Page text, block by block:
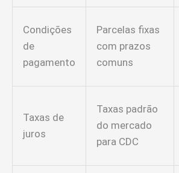
Condições
de
pagamento
Parcelas fixas
com prazos
comuns
Taxas de
juros
Taxas padrão
do mercado
para CDC